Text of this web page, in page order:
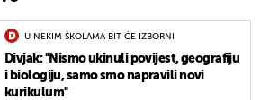
U NEKIM ŠKOLAMA BIT ĆE IZBORNI
Divjak: ''Nismo ukinuli povijest, geografiju
i biologiju, samo smo napravili novi
kurikulum''